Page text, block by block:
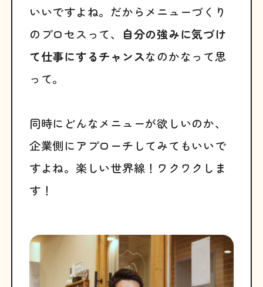
いいですよね。だからメニューづくり
のプロセスって、
自分の強みに気づけ
て仕事にするチャンスなのかなって思
って。
同時にどんなメニューが欲しいのか、
企業側にアプローチしてみてもいいで
すよね。楽しい世界線！ワクワクしま
す！